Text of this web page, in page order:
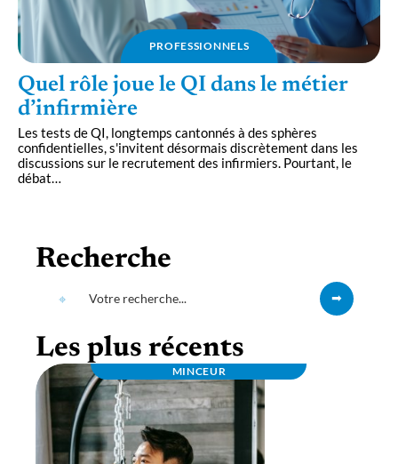
PROFESSIONNELS
Quel rôle joue le QI dans le métier
d’infirmière
Les tests de QI, longtemps cantonnés à des sphères
confidentielles, s'invitent désormais discrètement dans les
discussions sur le recrutement des infirmiers. Pourtant, le
débat…
Recherche
Les plus récents
MINCEUR